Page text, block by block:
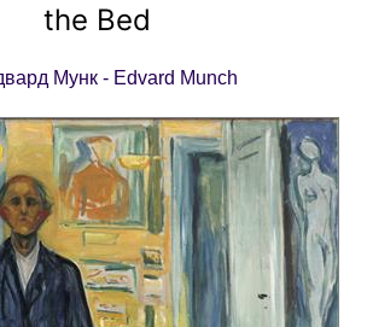
the Bed
Мунк - Edvard Munch